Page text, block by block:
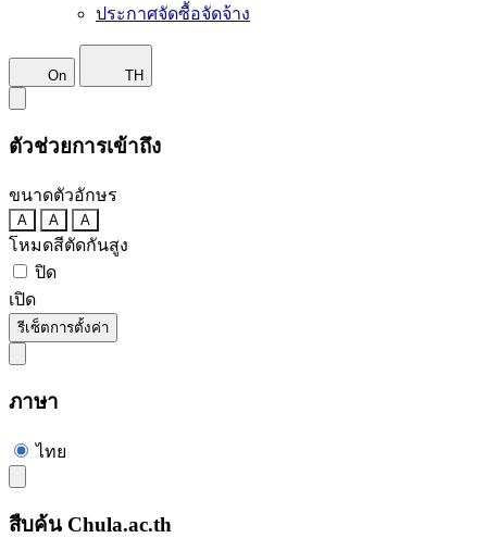
ประกาศจัดซื้อจัดจ้าง
On TH
ตัวช่วยการเข้าถึง
ขนาดตัวอักษร
A A A
โหมดสีตัดกันสูง
ปิด
เปิด
รีเซ็ตการตั้งค่า
ภาษา
ไทย
สืบค้น Chula.ac.th